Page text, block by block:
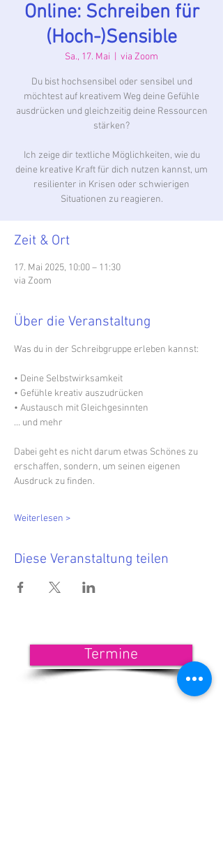
Online: Schreiben für
(Hoch-)Sensible
Sa., 17. Mai via Zoom
Du bist hochsensibel oder sensibel und
möchtest auf kreativem Weg deine Gefühle
ausdrücken und gleichzeitig deine Ressourcen
stärken?
Ich zeige dir textliche Möglichkeiten, wie du
deine kreative Kraft für dich nutzen kannst, um
resilienter in Krisen oder schwierigen
Situationen zu reagieren.
Zeit & Ort
17. Mai 2025, 10:00 – 11:30
via Zoom
Über die Veranstaltung
Was du in der Schreibgruppe erleben kannst:
• Deine Selbstwirksamkeit
• Gefühle kreativ auszudrücken
• Austausch mit Gleichgesinnten
... und mehr
Dabei geht es nicht darum etwas Schönes zu
erschaffen, sondern, um seinen eigenen
Ausdruck zu finden.
Weiterlesen >
Diese Veranstaltung teilen
Termine
<<< Hier findest Du die aktuellen